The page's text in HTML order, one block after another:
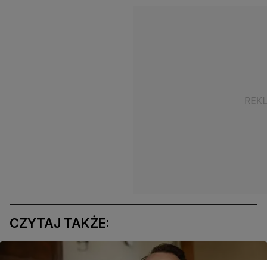
CZYTAJ TAKŻE: